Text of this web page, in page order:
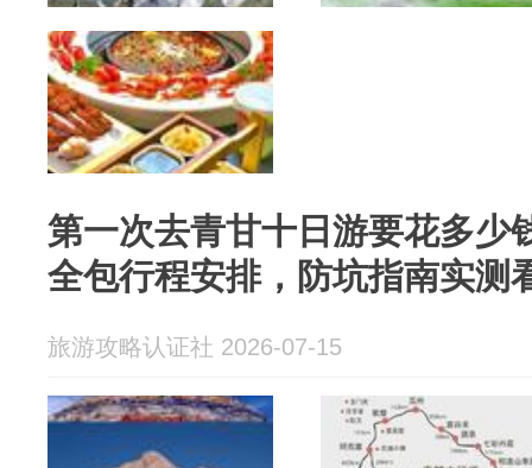
第一次去青甘十日游要花多少
全包行程安排，防坑指南实测
旅游攻略认证社 2026-07-15